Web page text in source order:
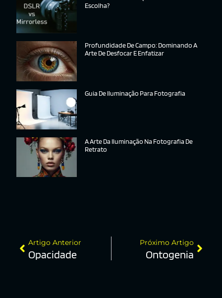
Escolha?
Profundidade De Campo: Dominando A
Arte De Desfocar E Enfatizar
Guia De Iluminação Para Fotografia
A Arte Da Iluminação Na Fotografia De
Retrato
Artigo Anterior
Opacidade
Próximo Artigo
Ontogenia